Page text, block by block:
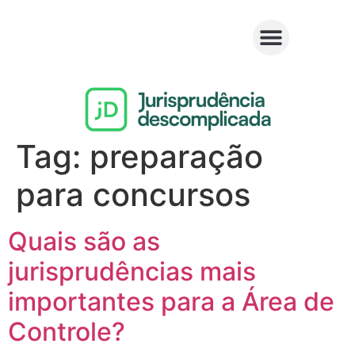
Tag: preparação
para concursos
Quais são as
jurisprudências mais
importantes para a Área de
Controle?